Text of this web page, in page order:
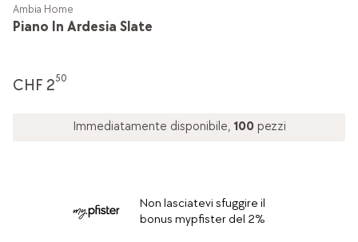
Piano In Ardesia Slate
Ambia Home
CHF 250
Immediatamente disponibile,100 pezzi
Non lasciatevi sfuggire il
bonus mypfister del 2%